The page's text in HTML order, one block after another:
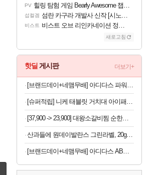
PV 힐링 탐험 게임 Bearly Awesome 챕터 1 트레일러
섭컬겜 섬란 카구라 개발사 신작 [시노비 넥서스] 연내 출시 예정
비스트 비스트 오브 리인카네이션 정보/공략글 모음
새로고침
핫딜 게시판 더보기+
[브랜드데이+네맴무배] 아디다스 파워튜브 중 튜빙밴드 풀업 상체 어깨 팔 근력 운동 헬스 트레이닝 기구 용품
[슈퍼적립] 니케 태블릿 거치대 아이패드 거치대 침대 갤럭시탭 패드 The Comfy
[37,900 -> 23,900] 대왕소갈비찜 순한맛 1.2kg
산과들에 원데이발란스 그린라벨, 20g, 100봉
[브랜드데이+네맴무배] 아디다스 AB슬라이드 코어 복근 운동 기구 뱃살 롤아웃 허리 전신 홈트 슬라이더 퍼펙트